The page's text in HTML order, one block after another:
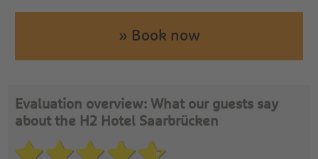
» Book now
Evaluation overview: What our guests say
about the H2 Hotel Saarbrücken